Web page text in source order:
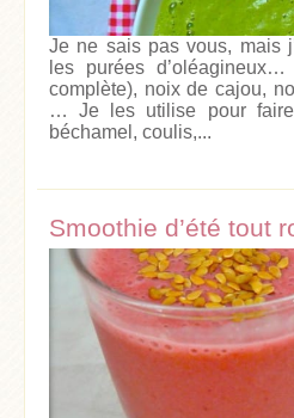
Je ne sais pas vous, mais
les purées
complète), noix de cajou,
… Je les utilise pour faire
béchamel, coulis,...
Smoothie d’été tout